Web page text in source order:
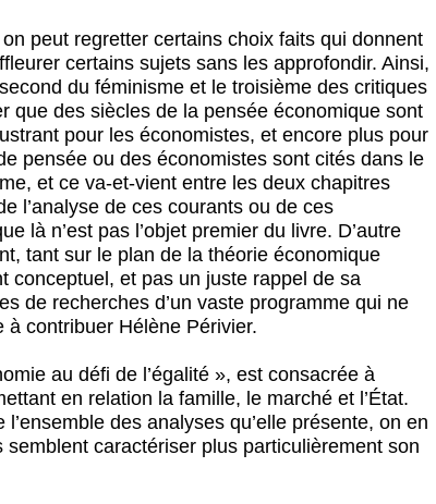
peut regretter certains choix faits qui donnent
certains sujets sans les approfondir. Ainsi,
du féminisme et le troisième des critiques
que des siècles de la pensée économique sont
pour les économistes, et encore plus pour
pensée ou des économistes sont cités dans le
et ce va-et-vient entre les deux chapitres
l’analyse de ces courants ou de ces
là n’est pas l’objet premier du livre. D’autre
tant sur le plan de la théorie économique
conceptuel, et pas un juste rappel de sa
de recherches d’un vaste programme qui ne
contribuer Hélène Périvier.
au défi de l’égalité », est consacrée à
en relation la famille, le marché et l’État.
des analyses qu’elle présente, on en
caractériser plus particulièrement son